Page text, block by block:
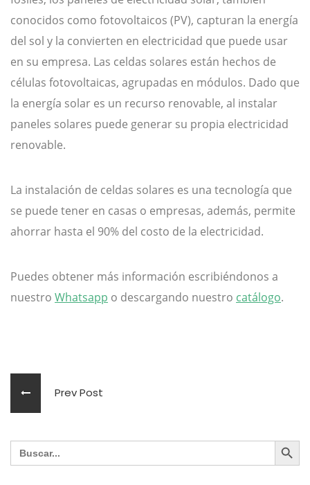
conocidos como fotovoltaicos (PV), capturan la energía
del sol y la convierten en electricidad que puede usar
en su empresa. Las celdas solares están hechos de
células fotovoltaicas, agrupadas en módulos. Dado que
la energía solar es un recurso renovable, al instalar
paneles solares puede generar su propia electricidad
renovable.
La instalación de celdas solares es una tecnología que
se puede tener en casas o empresas, además, permite
ahorrar hasta el 90% del costo de la electricidad.
Puedes obtener más información escribiéndonos a
nuestro Whatsapp o descargando nuestro catálogo.
Prev Post
Search
for:
Search Button